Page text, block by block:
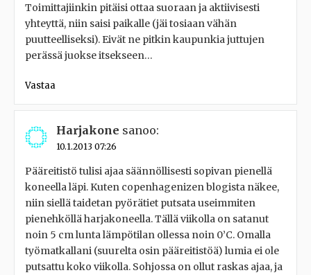
Toimittajiinkin pitäisi ottaa suoraan ja aktiivisesti
yhteyttä, niin saisi paikalle (jäi tosiaan vähän
puutteelliseksi). Eivät ne pitkin kaupunkia juttujen
perässä juokse itsekseen…
Vastaa
Harjakone sanoo:
10.1.2013 07:26
Pääreitistö tulisi ajaa säännöllisesti sopivan pienellä
koneella läpi. Kuten copenhagenizen blogista näkee,
niin siellä taidetan pyörätiet putsata useimmiten
pienehköllä harjakoneella. Tällä viikolla on satanut
noin 5 cm lunta lämpötilan ollessa noin 0’C. Omalla
työmatkallani (suurelta osin pääreitistöä) lumia ei ole
putsattu koko viikolla. Sohjossa on ollut raskas ajaa, ja